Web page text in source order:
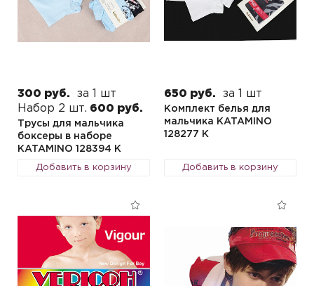
300 руб.
за 1 шт
Набор 2 шт. 600 руб.
Трусы для мальчика
боксеры в наборе
KATAMINO 128394 K
Добавить в корзину
650 руб. за 1 шт
Комплект белья для
мальчика KATAMINO
128277 K
Добавить в корзину